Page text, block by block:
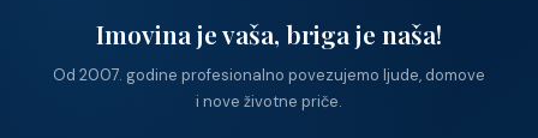
Imovina je vaša, briga je naša!
Od 2007. godine profesionalno povezujemo ljude, domove
i nove životne priče.